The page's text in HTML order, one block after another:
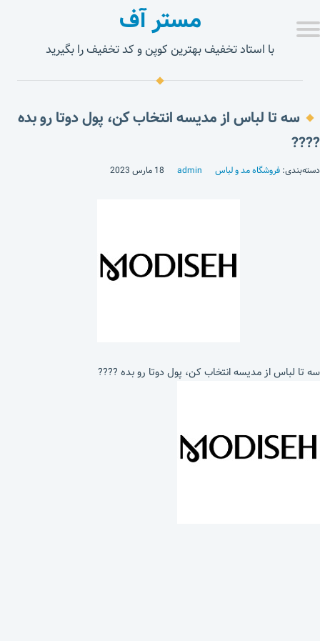
مستر آف
با استاد تخفیف بهترین کوپن و کد تخفیف را بگیرید
سه تا لباس از مدیسه انتخاب کن، پول دوتا رو بده
????
دسته‌بندی: فروشگاه مد و لباس admin 18 مارس 2023
سه تا لباس از مدیسه انتخاب کن، پول دوتا رو بده ????